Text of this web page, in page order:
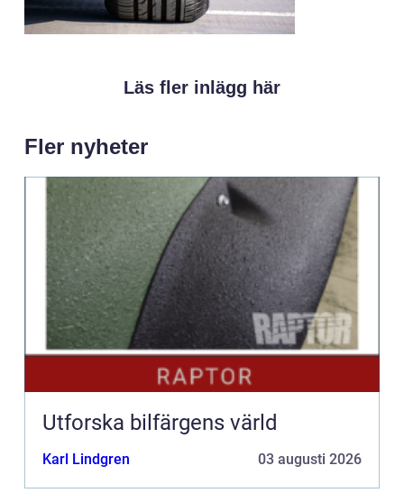
Läs fler inlägg här
Fler nyheter
Utforska bilfärgens värld
Karl Lindgren 03 augusti 2026